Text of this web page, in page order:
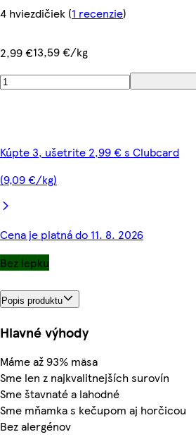
4 hviezdičiek (1 recenzie)
2,99 €13,59 €/kg
Kúpte 3, ušetrite 2,99 € s Clubcard
(9,09 €/kg)
Cena je platná do 11. 8. 2026
Bez lepku
Popis produktu
Hlavné výhody
Máme až 93% mäsa
Sme len z najkvalitnejších surovín
Sme štavnaté a lahodné
Sme mňamka s kečupom aj horčicou
Bez alergénov